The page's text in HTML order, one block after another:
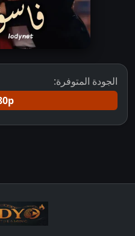
الجودة المتوفرة: